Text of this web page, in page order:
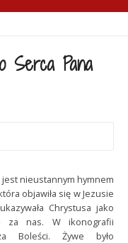
Serca Pana
jest nieustannym hymnem
objawiła się w Jezusie
Chrystusa jako
za nas. W ikonografii
Boleści. Żywe było